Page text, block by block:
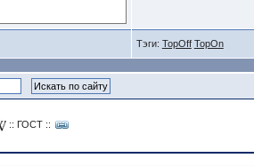
Тэги: TopOff TopOn
:: ГОСТ::